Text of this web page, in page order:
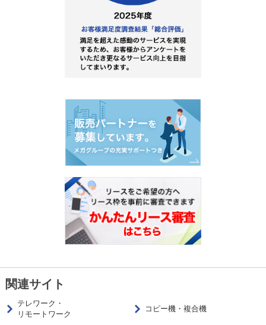
関連サイト
テレワーク・
リモートワーク
コピー機・複合機